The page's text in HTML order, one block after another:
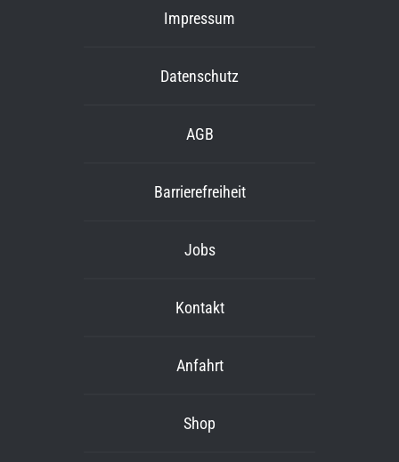
Impressum
Datenschutz
AGB
Barrierefreiheit
Jobs
Kontakt
Anfahrt
Shop